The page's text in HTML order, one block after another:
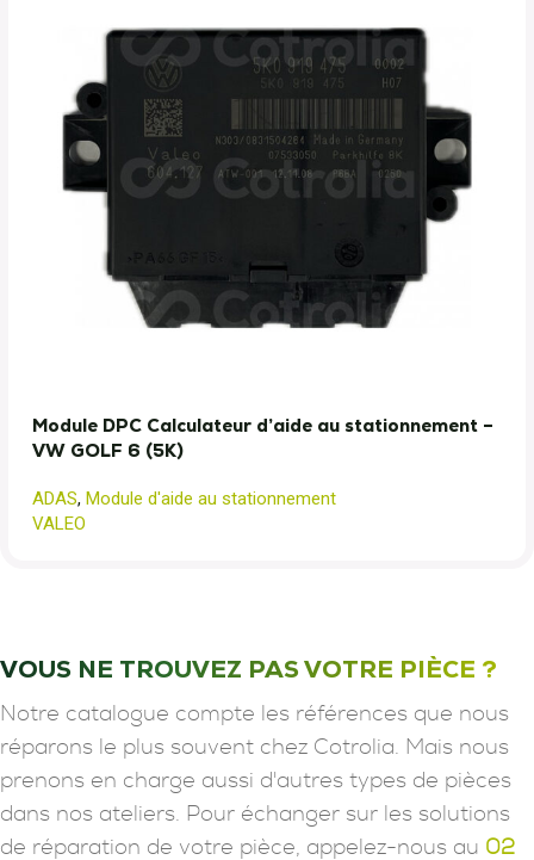
Module DPC Calculateur d’aide au stationnement –
VW GOLF 6 (5K)
ADAS, Module d'aide au stationnement
VALEO
VOUS NE TROUVEZ PAS VOTRE PIÈCE ?
Notre catalogue compte les références que nous
réparons le plus souvent chez Cotrolia. Mais nous
prenons en charge aussi d'autres types de pièces
dans nos ateliers. Pour échanger sur les solutions
de réparation de votre pièce, appelez-nous au 02